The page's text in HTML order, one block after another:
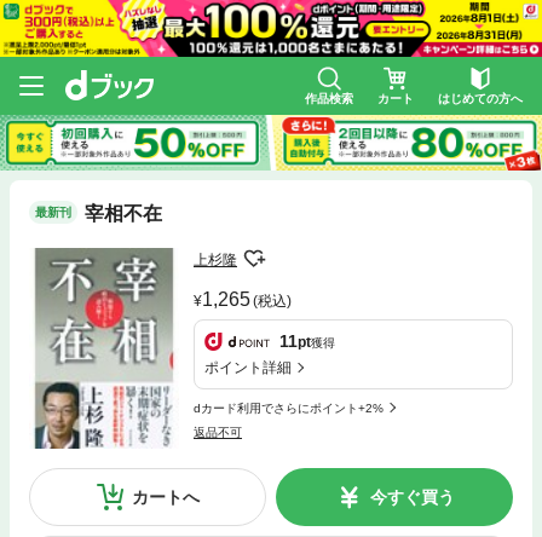
作品検索 カート はじめての方へ
最新刊 宰相不在
上杉隆
1,265(税込)
11pt獲得
ポイント詳細
dカード利用でさらにポイント+2%
返品不可
カートへ 今すぐ買う